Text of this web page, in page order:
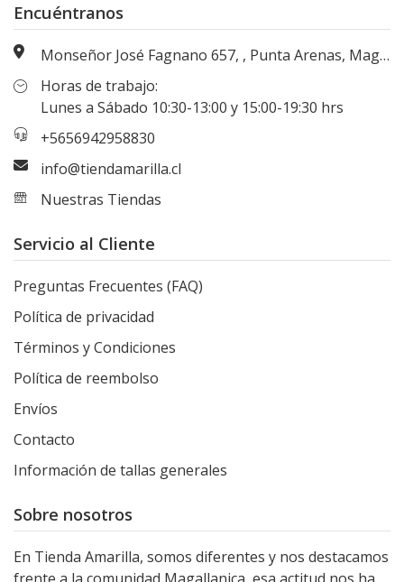
Encuéntranos
Monseñor José Fagnano 657, , Punta Arenas, Magallanes, Chile
Horas de trabajo:
Lunes a Sábado 10:30-13:00 y 15:00-19:30 hrs
+5656942958830
info@tiendamarilla.cl
Nuestras Tiendas
Servicio al Cliente
Preguntas Frecuentes (FAQ)
Política de privacidad
Términos y Condiciones
Política de reembolso
Envíos
Contacto
Información de tallas generales
Sobre nosotros
En Tienda Amarilla, somos diferentes y nos destacamos